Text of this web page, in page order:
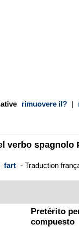
rimuovere il? |
verbo spagnolo
fart - Traduction
Pretérito
compuesto